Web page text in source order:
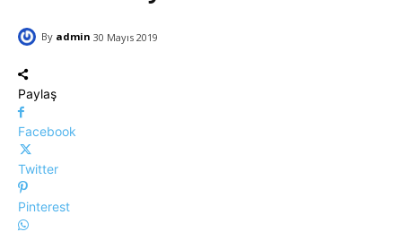
By admin 30 Mayıs 2019
Paylaş
Facebook
Twitter
Pinterest